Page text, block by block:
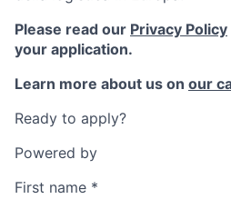
Please read our Privacy Policy
your application.
Learn more about us on our
Ready to apply?
Powered by
First name *